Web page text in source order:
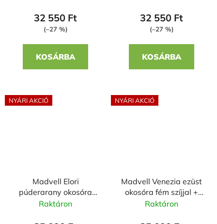
32 550 Ft
(–27 %)
KOSÁRBA
32 550 Ft
(–27 %)
KOSÁRBA
NYÁRI AKCIÓ
Madvell Elori
púderarany okosóra
fém szíjjal Zira
Raktáron
NYÁRI AKCIÓ
Madvell Venezia ezüst
okosóra fém szíjjal +
szilikon szíjjal
Raktáron